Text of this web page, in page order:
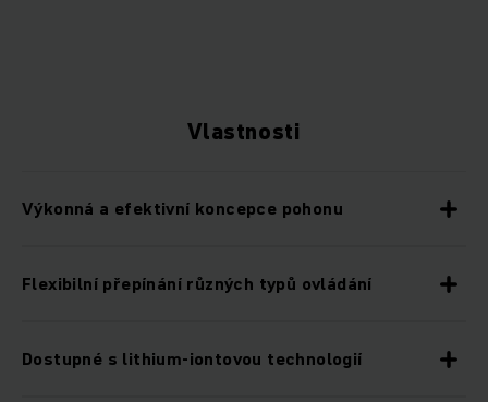
Vlastnosti
Výkonná a efektivní koncepce pohonu
Flexibilní přepínání různých typů ovládání
Dostupné s lithium-iontovou technologií